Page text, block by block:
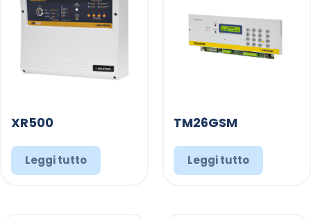
XR500
Leggi tutto
TM26GSM
Leggi tutto